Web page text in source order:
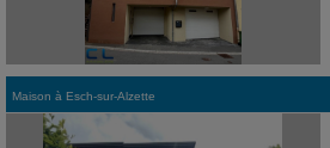
Maison à Esch-sur-Alzette